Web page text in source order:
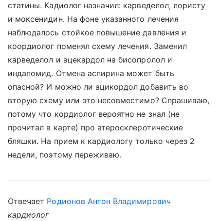
статины. Кадиолог назначил: карведелол, лористу
и моксенидин. На фоне указанного лечения
наблюдалось стойкое повышение давления и
коордиолог поменял схему лечения. Заменил
карведелол и ацекардол на бисопролол и
индапомид. Отмена аспирина может быть
опасной? И можно ли ацикордол добавить во
вторую схему или это несовместимо? Спрашиваю,
потому что кордиолог вероятно не знал (не
прочитал в карте) про атеросклеротические
бляшки. На прием к кардиологу только через 2
недели, поэтому переживаю.
Отвечает Родионов Антон Владимирович
кардиолог